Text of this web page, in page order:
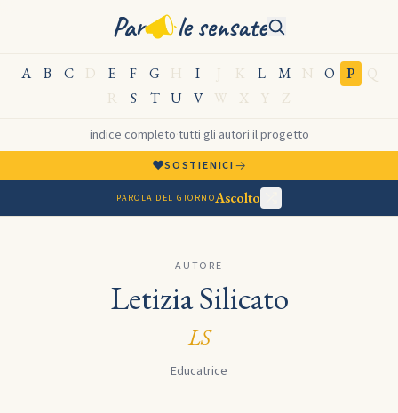
Par le sensate
A B C D E F G H I J K L M N O P
Q
R
S T U V W X Y Z
indice completo tutti gli autori il progetto
♥SOSTIENICI→
PAROLA DEL GIORNOAscolto
AUTORE
Letizia Silicato
LS
Educatrice